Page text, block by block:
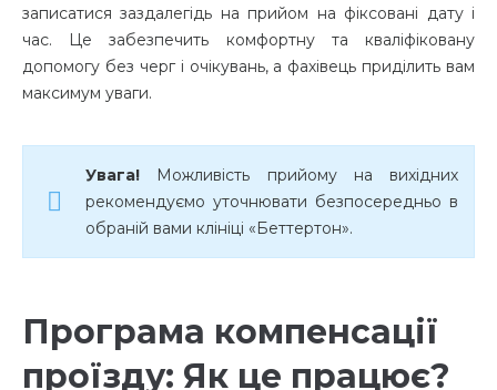
записатися заздалегідь на прийом на фіксовані дату і
час. Це забезпечить комфортну та кваліфіковану
допомогу без черг і очікувань, а фахівець приділить вам
максимум уваги.
Увага! Можливість прийому на вихідних
рекомендуємо уточнювати безпосередньо в
обраній вами клініці «Беттертон».
Програма компенсації
проїзду: Як це працює?